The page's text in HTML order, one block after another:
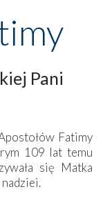
Pani
Fatimy
109 lat temu
się Matka